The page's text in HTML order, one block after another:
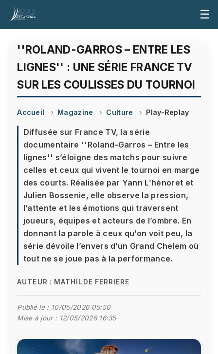
☰
''ROLAND-GARROS – ENTRE LES
LIGNES'' : UNE SÉRIE FRANCE TV
SUR LES COULISSES DU TOURNOI
Accueil Magazine Culture Play-Replay
Diffusée sur France TV, la série
documentaire ''Roland-Garros – Entre les
lignes'' s’éloigne des matchs pour suivre
celles et ceux qui vivent le tournoi en marge
des courts. Réalisée par Yann L’hénoret et
Julien Bossenie, elle observe la pression,
l’attente et les émotions qui traversent
joueurs, équipes et acteurs de l’ombre. En
donnant la parole à ceux qu’on voit peu, la
série dévoile l’envers d’un Grand Chelem où
tout ne se joue pas à la performance.
AUTEUR : MATHILDE FERRIERE
Publié le : 10/05/2026 05:50
Mise à jour : 12/05/2026 16:35